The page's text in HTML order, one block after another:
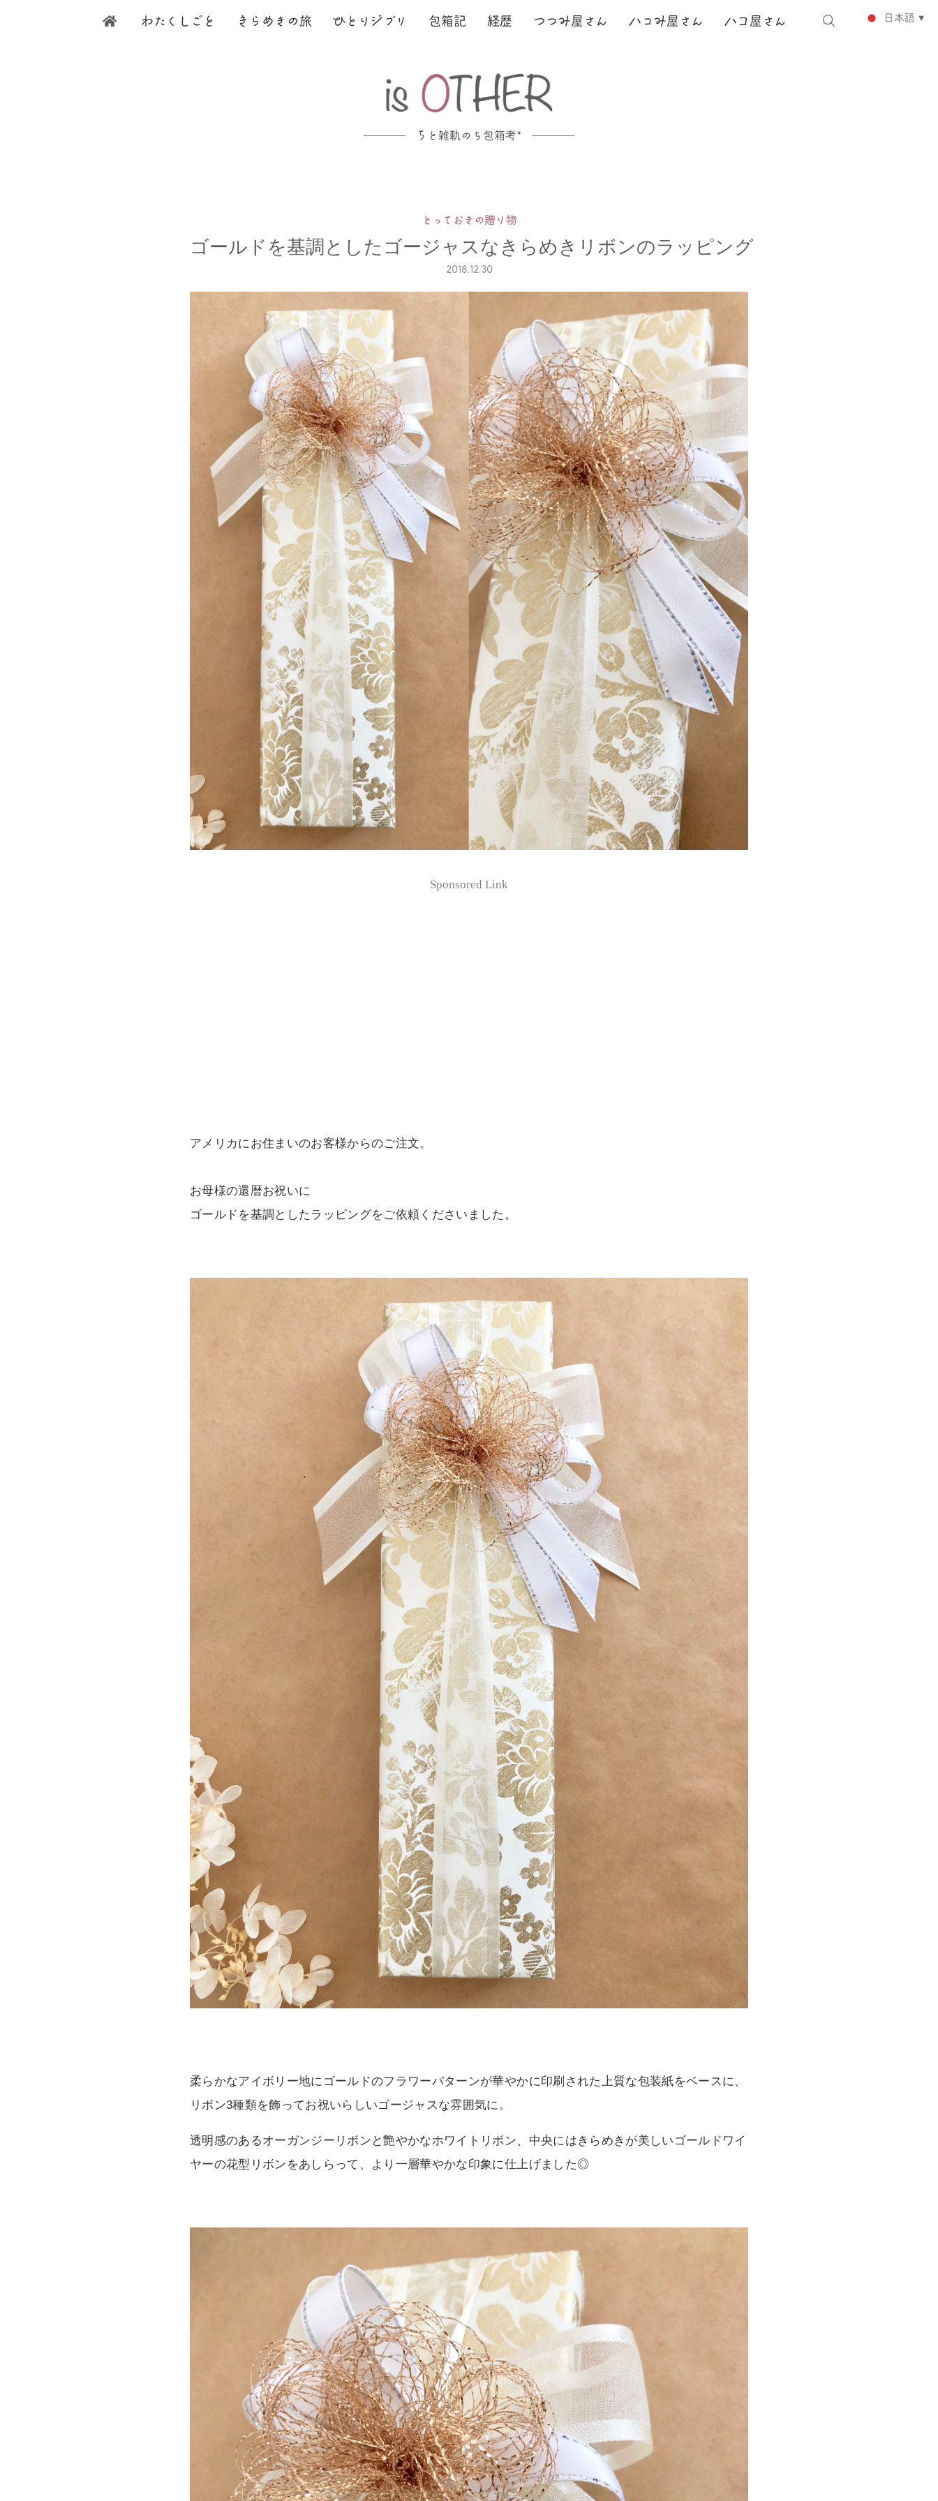
わ たく し ご と き ら め きの旅 ひ とり ジ ブリ 包箱記 経歴 つ つみ屋さん ハ コ み屋さん ハコ 屋さん
ち と雑軌のち包箱考*
とっておきの贈り物
ゴールドを基調としたゴージャスなきらめきリボンのラッピング
2018.12.30
Sponsored Link
アメリカにお住まいのお客様からのご注文。
お母様の還暦お祝いに
ゴールドを基調としたラッピングをご依頼くださいました。
柔らかなアイボリー地にゴールドのフラワーパターンが華やかに印刷された上質な包装紙をベースに、
リボン3種類を飾ってお祝いらしいゴージャスな雰囲気に。
透明感のあるオーガンジーリボンと艶やかなホワイトリボン、中央にはきらめきが美しいゴールドワイ
ヤーの花型リボンをあしらって、より一層華やかな印象に仕上げました◎
日本語 ▼